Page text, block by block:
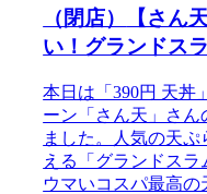
（閉店）
【さん
い！グランドス
本日は「390円 天丼
ーン「さん天」さん
ました。人気の天
える「グランドス
ウマいコスパ最高の